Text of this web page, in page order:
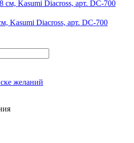
Kasumi Diacross, арт. DC-700
желаний